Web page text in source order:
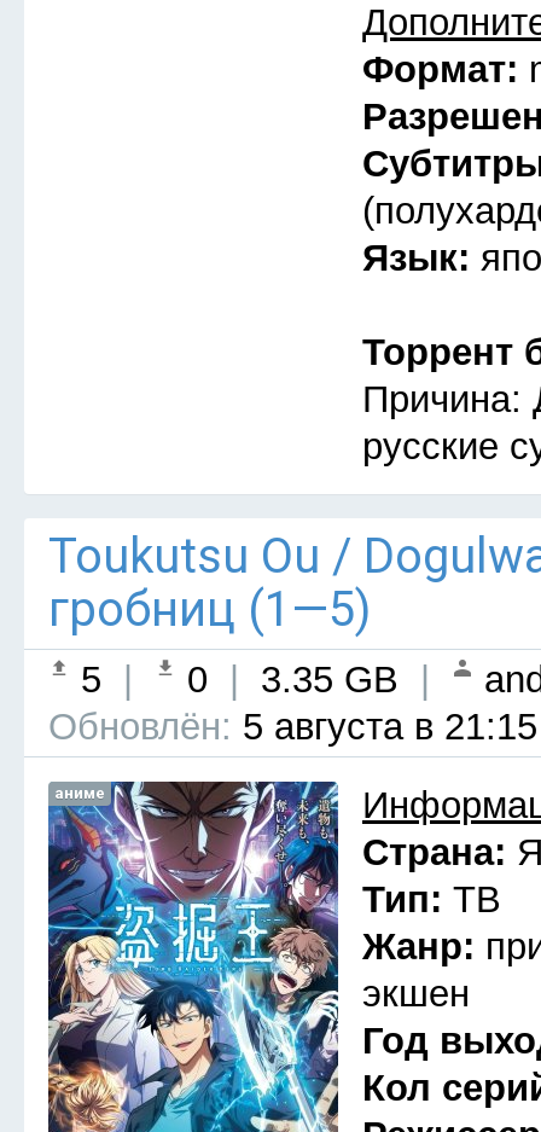
Формат:
Язык:
Торрент
Причина:
русские
Тоukutsu Оu /
гробниц (1—5)
5 0 3.35 GB
Обновлён: 5 августа в 21:15
аниме
Страна:
Тип: ТВ
Жанр:
экшен
Год
Кол